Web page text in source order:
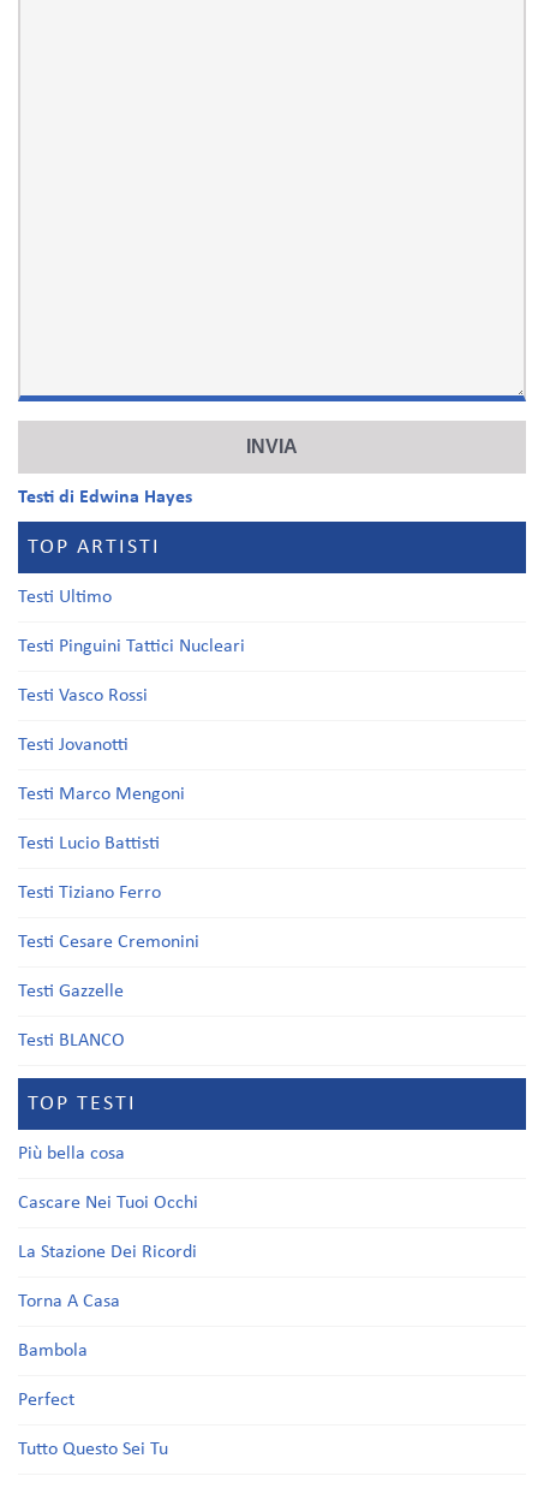
Testi di Edwina Hayes
TOP ARTISTI
Testi Ultimo
Testi Pinguini Tattici Nucleari
Testi Vasco Rossi
Testi Jovanotti
Testi Marco Mengoni
Testi Lucio Battisti
Testi Tiziano Ferro
Testi Cesare Cremonini
Testi Gazzelle
Testi BLANCO
TOP TESTI
Più bella cosa
Cascare Nei Tuoi Occhi
La Stazione Dei Ricordi
Torna A Casa
Bambola
Perfect
Tutto Questo Sei Tu